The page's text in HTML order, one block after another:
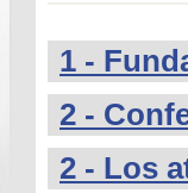
1 -
2 -
2 - Los